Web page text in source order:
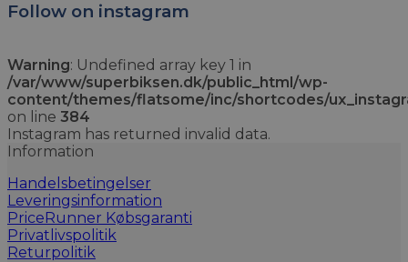
Follow on instagram
Warning: Undefined array key 1 in
/var/www/superbiksen.dk/public_html/wp-
content/themes/flatsome/inc/shortcodes/
on line 384
Instagram has returned invalid data.
Information
Handelsbetingelser
Leveringsinformation
PriceRunner Købsgaranti
Privatlivspolitik
Returpolitik